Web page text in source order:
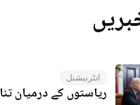
انٹرنیشنل
ریاستوں کے درمیان